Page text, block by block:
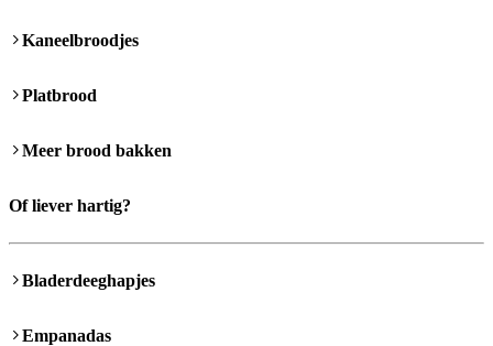
Kaneelbroodjes
Platbrood
Meer brood bakken
Of liever hartig?
Bladerdeeghapjes
Empanadas